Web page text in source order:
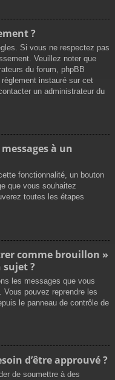
?
Si vous ne respectez pas
Veuillez noter que
du forum, phpBB
règlement instauré sur cet
un administrateur du
à un
fonctionnalité, un bouton
que vous souhaitez
toutes les étapes
comme brouillon »
sujet ?
les messages que vous
pouvez reprendre les
le panneau de contrôle de
d’être approuvé ?
de soumettre à des